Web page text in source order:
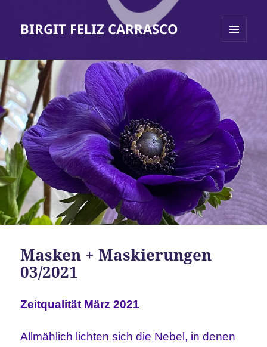
BIRGIT FELIZ CARRASCO
WIDGETS
Masken + Maskierungen
03/2021
Zeitqualität März 2021
Allmählich lichten sich die Nebel, in denen